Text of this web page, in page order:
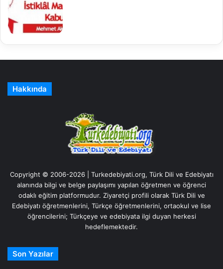
Hakkında
Copyright © 2006-2026 | Turkedebiyati.org, Türk Dili ve Edebiyatı
alanında bilgi ve belge paylaşımı yapılan öğretmen ve öğrenci
odaklı eğitim platformudur. Ziyaretçi profili olarak Türk Dili ve
Edebiyatı öğretmenlerini, Türkçe öğretmenlerini, ortaokul ve lise
öğrencilerini; Türkçeye ve edebiyata ilgi duyan herkesi
hedeflemektedir.
Son Yazılar